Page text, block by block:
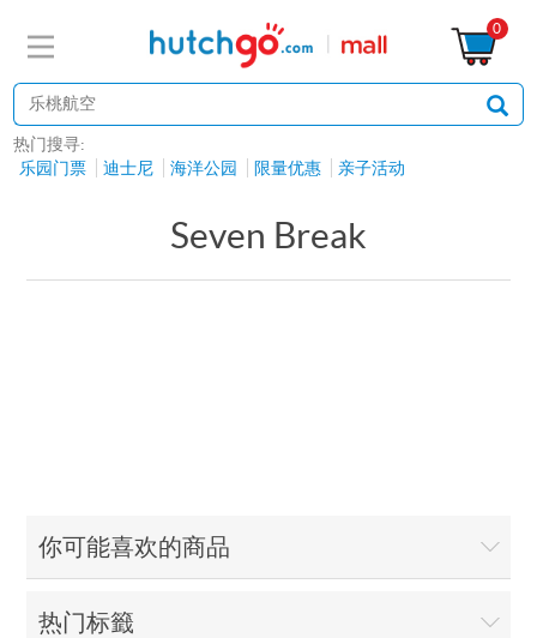
0
热门搜寻:
乐园门票
迪士尼 海洋公园 限量优惠 亲子活动
Seven Break
你可能喜欢的商品
热门标籤